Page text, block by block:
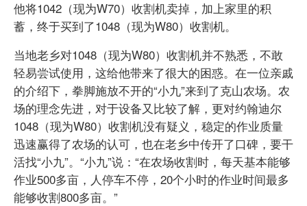
他将1042（现为W70）收割机卖掉，加上家里的积
蓄，终于买到了1048（现为W80）收割机。
当地老乡对1048（现为W80）收割机并不熟悉，不敢
轻易尝试使用，这给他带来了很大的困惑。在一位亲戚
的介绍下，拳脚施放不开的“小九”来到了克山农场。农
场的理念先进，对于设备又比较了解，更对约翰迪尔
1048（现为W80）收割机没有疑义，稳定的作业质量
迅速赢得了农场的认可，也在老乡中传开了口碑，要干
活找“小九”。“小九”说：“在农场收割时，每天基本能够
作业500多亩，人停车不停，20个小时的作业时间最多
能够收割800多亩。”